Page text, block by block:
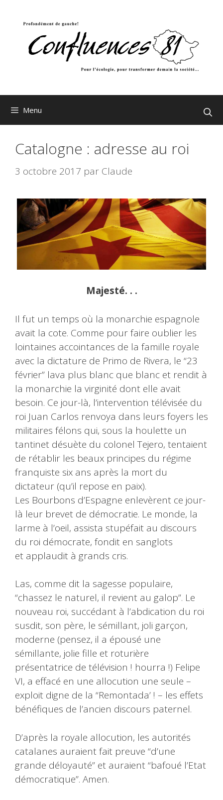
Menu
Catalogne : adresse au roi
3 octobre 2017 par Claude
Majesté. . .
Il fut un temps où la monarchie espagnole
avait la cote. Comme pour faire oublier les
lointaines accointances de la famille royale
avec la dictature de Primo de Rivera, le “23
février” lava plus blanc que blanc et rendit à
la monarchie la virginité dont elle avait
besoin. Ce jour-là, l’intervention télévisée du
roi Juan Carlos renvoya dans leurs foyers les
militaires félons qui, sous la houlette un
tantinet désuète du colonel Tejero, tentaient
de rétablir les beaux principes du régime
franquiste six ans après la mort du
dictateur (qu’il repose en paix).
Les Bourbons d’Espagne enlevèrent ce jour-
là leur brevet de démocratie. Le monde, la
larme à l’oeil, assista stupéfait au discours
du roi démocrate, fondit en sanglots
et applaudit à grands cris.
Las, comme dit la sagesse populaire,
“chassez le naturel, il revient au galop”. Le
nouveau roi, succédant à l’abdication du roi
susdit, son père, le sémillant, joli garçon,
moderne (pensez, il a épousé une
sémillante, jolie fille et roturière
présentatrice de télévision ! hourra !) Felipe
VI, a effacé en une allocution une seule –
exploit digne de la “Remontada’ ! – les effets
bénéfiques de l’ancien discours paternel.
D’après la royale allocution, les autorités
catalanes auraient fait preuve “d’une
grande déloyauté” et auraient “bafoué l’Etat
démocratique”. Amen.